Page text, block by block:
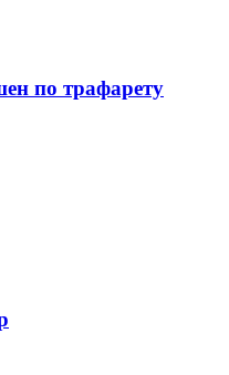
по трафарету